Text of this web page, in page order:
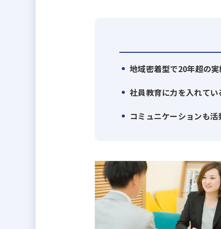
◆募集の背景
地域密着型ビルダーとして現在
「より多くのお客様に、より高
地域密着型で20年超の
社員教育に力を入れてい
コミュニケーションも